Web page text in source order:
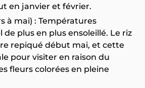
en janvier et février.
à mai) : Températures
de plus en plus ensoleillé. Le riz
repiqué début mai, et cette
pour visiter en raison du
fleurs colorées en pleine